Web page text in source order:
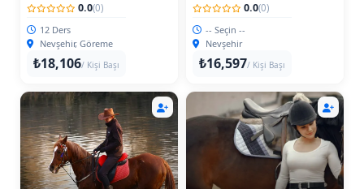
0.0(0)
12 Ders
Nevşehir, Göreme
₺18,106/ Kişi Başı
0.0(0)
-- Seçin --
Nevşehir
₺16,597/ Kişi Başı